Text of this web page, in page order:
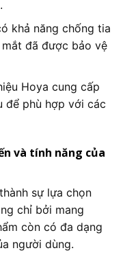
khả năng chống tia
đã được bảo vệ
Hoya cung cấp
để phù hợp với các
và tính năng của
sự lựa chọn
chỉ bởi mang
còn có đa dạng
người dùng.